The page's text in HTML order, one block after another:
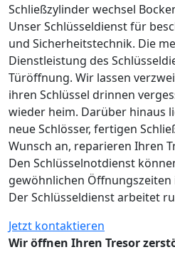
Schließzylinder wechsel
Unser Schlüsseldienst für
und Sicherheitstechnik. Die
Dienstleistung des
Türöffnung. Wir lassen
ihren Schlüssel drinnen
wieder heim. Darüber hinaus
neue Schlösser, fertigen
Wunsch an, reparieren Ihren
Den Schlüsselnotdienst
gewöhnlichen
Der Schlüsseldienst arbeitet
Jetzt kontaktieren
Wir öffnen Ihren Tresor